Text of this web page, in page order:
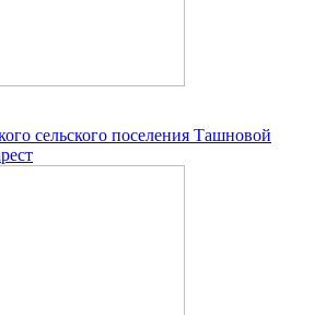
сельского поселения Ташновой